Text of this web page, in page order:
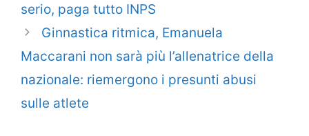
serio, paga tutto INPS
Ginnastica ritmica, Emanuela
Maccarani non sarà più l’allenatrice della
nazionale: riemergono i presunti abusi
sulle atlete